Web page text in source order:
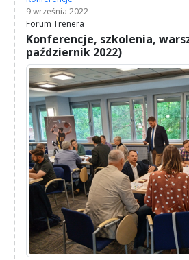
9 września 2022
Forum Trenera
Konferencje, szkolenia,
październik 2022)